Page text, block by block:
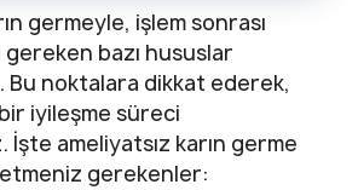
germeyle, işlem sonrası
bazı hususlar
Bu noktalara dikkat ederek,
bir iyileşme süreci
ameliyatsız karın germe
gerekenler: